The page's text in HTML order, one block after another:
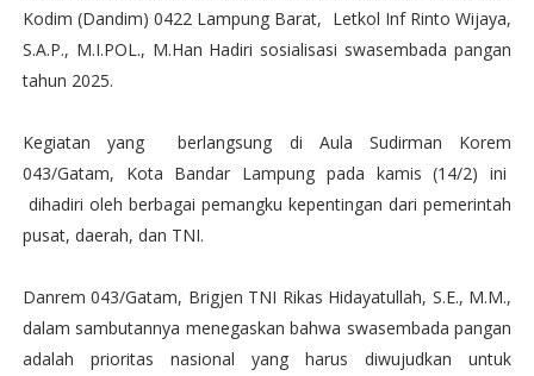
Kodim (Dandim) 0422 Lampung Barat, Letkol Inf Rinto Wijaya,
S.A.P., M.I.POL., M.Han Hadiri sosialisasi swasembada pangan
tahun 2025.
Kegiatan yang berlangsung di Aula Sudirman Korem
043/Gatam, Kota Bandar Lampung pada kamis (14/2) ini
dihadiri oleh berbagai pemangku kepentingan dari pemerintah
pusat, daerah, dan TNI.
Danrem 043/Gatam, Brigjen TNI Rikas Hidayatullah, S.E., M.M.,
dalam sambutannya menegaskan bahwa swasembada pangan
adalah prioritas nasional yang harus diwujudkan untuk